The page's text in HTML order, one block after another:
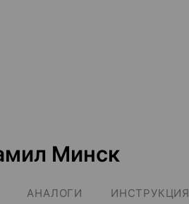
Минск
АНАЛОГИ ИНСТРУКЦИЯ